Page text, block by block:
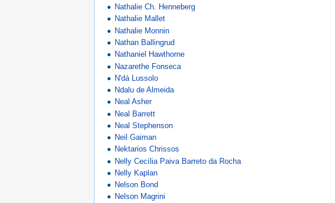
Nathalie Ch. Henneberg
Nathalie Mallet
Nathalie Monnin
Nathan Ballingrud
Nathaniel Hawthorne
Nazarethe Fonseca
N'dá Lussolo
Ndalu de Almeida
Neal Asher
Neal Barrett
Neal Stephenson
Neil Gaiman
Nektarios Chrissos
Nelly Cecília Paiva Barreto da Rocha
Nelly Kaplan
Nelson Bond
Nelson Magrini